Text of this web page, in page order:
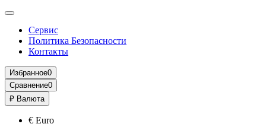
Сервис
Политика Безопасности
Контакты
Избранное0
Сравнение0
₽ Валюта
€ Euro